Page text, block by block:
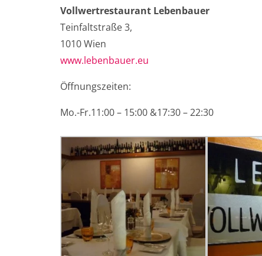
Vollwertrestaurant Lebenbauer
Teinfaltstraße 3,
1010 Wien
www.lebenbauer.eu
Öffnungszeiten:
Mo.-Fr.11:00 – 15:00 &17:30 – 22:30